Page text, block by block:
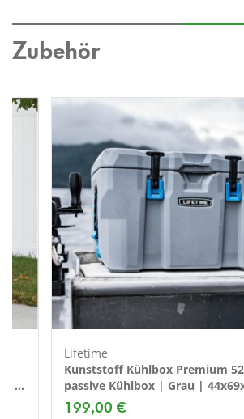
Zubehör
|
Lifetime
Kunststoff Kühlbox Premium
passive Kühlbox | Grau |
199,00 €